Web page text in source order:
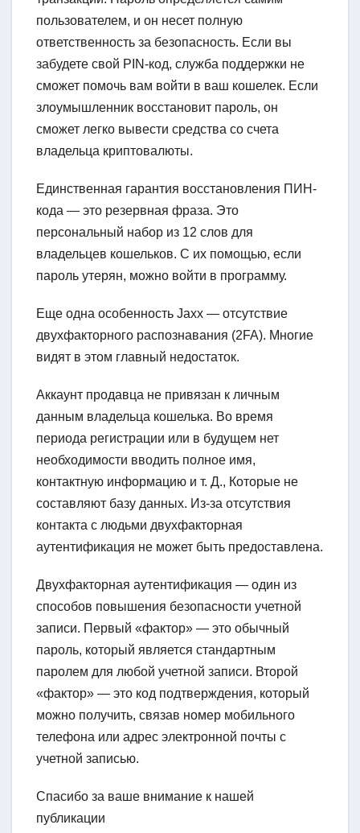
пользователем, и он несет полную
ответственность за безопасность. Если вы
забудете свой PIN-код, служба поддержки не
сможет помочь вам войти в ваш кошелек. Если
злоумышленник восстановит пароль, он
сможет легко вывести средства со счета
владельца криптовалюты.
Единственная гарантия восстановления ПИН-
кода — это резервная фраза. Это
персональный набор из 12 слов для
владельцев кошельков. С их помощью, если
пароль утерян, можно войти в программу.
Еще одна особенность Jaxx — отсутствие
двухфакторного распознавания (2FA). Многие
видят в этом главный недостаток.
Аккаунт продавца не привязан к личным
данным владельца кошелька. Во время
периода регистрации или в будущем нет
необходимости вводить полное имя,
контактную информацию и т. Д., Которые не
составляют базу данных. Из-за отсутствия
контакта с людьми двухфакторная
аутентификация не может быть предоставлена.
Двухфакторная аутентификация — один из
способов повышения безопасности учетной
записи. Первый «фактор» — это обычный
пароль, который является стандартным
паролем для любой учетной записи. Второй
«фактор» — это код подтверждения, который
можно получить, связав номер мобильного
телефона или адрес электронной почты с
учетной записью.
Спасибо за ваше внимание к нашей
публикации